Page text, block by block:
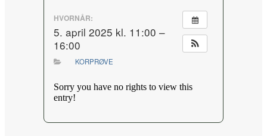
HVORNÅR:
5. april 2025 kl. 11:00 –
16:00
KORPRØVE
Sorry you have no rights to view this
entry!